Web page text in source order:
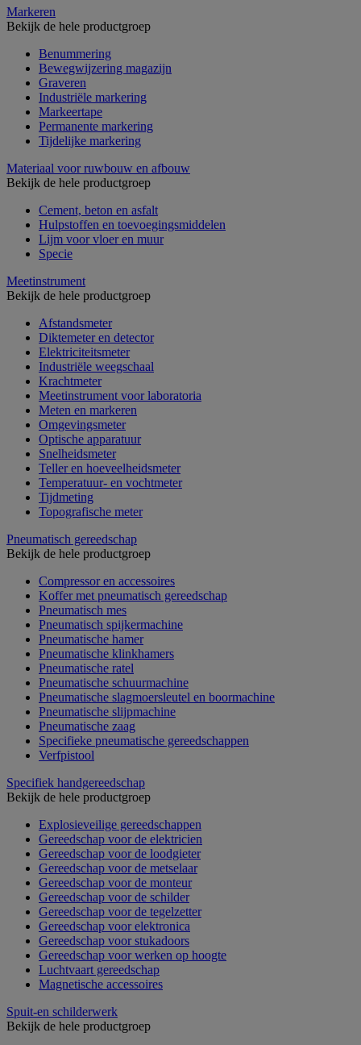
Markeren
Bekijk de hele productgroep
Benummering
Bewegwijzering magazijn
Graveren
Industriële markering
Markeertape
Permanente markering
Tijdelijke markering
Materiaal voor ruwbouw en afbouw
Bekijk de hele productgroep
Cement, beton en asfalt
Hulpstoffen en toevoegingsmiddelen
Lijm voor vloer en muur
Specie
Meetinstrument
Bekijk de hele productgroep
Afstandsmeter
Diktemeter en detector
Elektriciteitsmeter
Industriële weegschaal
Krachtmeter
Meetinstrument voor laboratoria
Meten en markeren
Omgevingsmeter
Optische apparatuur
Snelheidsmeter
Teller en hoeveelheidsmeter
Temperatuur- en vochtmeter
Tijdmeting
Topografische meter
Pneumatisch gereedschap
Bekijk de hele productgroep
Compressor en accessoires
Koffer met pneumatisch gereedschap
Pneumatisch mes
Pneumatisch spijkermachine
Pneumatische hamer
Pneumatische klinkhamers
Pneumatische ratel
Pneumatische schuurmachine
Pneumatische slagmoersleutel en boormachine
Pneumatische slijpmachine
Pneumatische zaag
Specifieke pneumatische gereedschappen
Verfpistool
Specifiek handgereedschap
Bekijk de hele productgroep
Explosieveilige gereedschappen
Gereedschap voor de elektricien
Gereedschap voor de loodgieter
Gereedschap voor de metselaar
Gereedschap voor de monteur
Gereedschap voor de schilder
Gereedschap voor de tegelzetter
Gereedschap voor elektronica
Gereedschap voor stukadoors
Gereedschap voor werken op hoogte
Luchtvaart gereedschap
Magnetische accessoires
Spuit-en schilderwerk
Bekijk de hele productgroep